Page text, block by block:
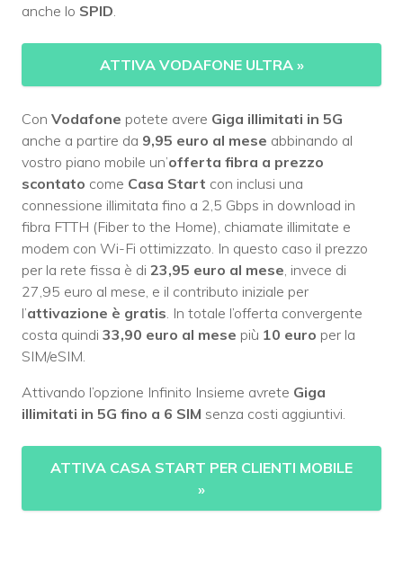
anche lo SPID.
ATTIVA VODAFONE ULTRA »
Con Vodafone potete avere Giga illimitati in 5G
anche a partire da 9,95 euro al mese abbinando al
vostro piano mobile un’offerta fibra a prezzo
scontato come Casa Start con inclusi una
connessione illimitata fino a 2,5 Gbps in download in
fibra FTTH (Fiber to the Home), chiamate illimitate e
modem con Wi-Fi ottimizzato. In questo caso il prezzo
per la rete fissa è di 23,95 euro al mese, invece di
27,95 euro al mese, e il contributo iniziale per
l’attivazione è gratis. In totale l’offerta convergente
costa quindi 33,90 euro al mese più 10 euro per la
SIM/eSIM.
Attivando l’opzione Infinito Insieme avrete Giga
illimitati in 5G fino a 6 SIM senza costi aggiuntivi.
ATTIVA CASA START PER CLIENTI MOBILE
»